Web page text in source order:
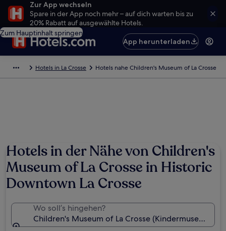
Zur App wechseln
Spare in der App noch mehr – auf dich warten bis zu
20% Rabatt auf ausgewählte Hotels.
Zum Hauptinhalt springen
App herunterladen
Hotels in La Crosse Hotels nahe Children's Museum of La Crosse
Hotels in der Nähe von Children's
Museum of La Crosse in Historic
Downtown La Crosse
Wo soll’s hingehen?
Children's Museum of La Crosse (Kindermuseum),